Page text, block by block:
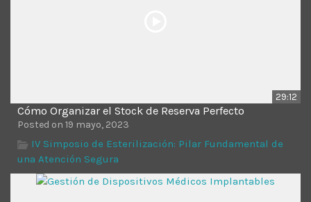
29:12
Cómo Organizar el Stock de Reserva Perfecto
Posted on 19 mayo, 2023
IV Simposio de Esterilización: Pilar Fundamental de
una Atención Segura